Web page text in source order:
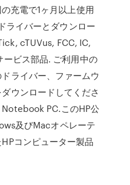
充電で1ヶ月以上使用
ライバーとダウンロー
cTUVus, FCC, IC,
ビス部品. ご利用中の
ライバー、ファームウ
ウンロードしてくださ
PC.このHP公
及びMacオペレーテ
コンピューター製品